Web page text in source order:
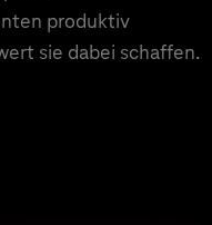
produktiv
sie dabei schaffen.